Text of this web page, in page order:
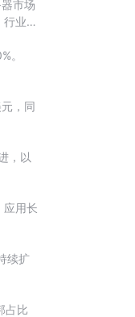
市场
业竞
。
，同
，以
应用长
续扩
占比